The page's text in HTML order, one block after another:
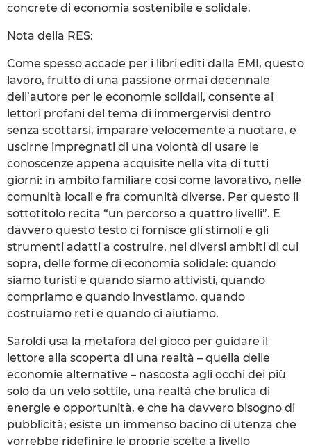
concrete di economia sostenibile e solidale.
Nota della RES:
Come spesso accade per i libri editi dalla EMI, questo
lavoro, frutto di una passione ormai decennale
dell’autore per le economie solidali, consente ai
lettori profani del tema di immergervisi dentro
senza scottarsi, imparare velocemente a nuotare, e
uscirne impregnati di una volontà di usare le
conoscenze appena acquisite nella vita di tutti
giorni: in ambito familiare così come lavorativo, nelle
comunità locali e fra comunità diverse. Per questo il
sottotitolo recita “un percorso a quattro livelli”. E
davvero questo testo ci fornisce gli stimoli e gli
strumenti adatti a costruire, nei diversi ambiti di cui
sopra, delle forme di economia solidale: quando
siamo turisti e quando siamo attivisti, quando
compriamo e quando investiamo, quando
costruiamo reti e quando ci aiutiamo.
Saroldi usa la metafora del gioco per guidare il
lettore alla scoperta di una realtà – quella delle
economie alternative – nascosta agli occhi dei più
solo da un velo sottile, una realtà che brulica di
energie e opportunità, e che ha davvero bisogno di
pubblicità; esiste un immenso bacino di utenza che
vorrebbe ridefinire le proprie scelte a livello